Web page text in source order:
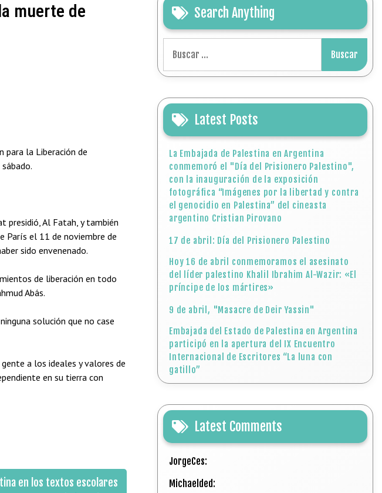
muerte de
para la Liberación de
presidió, Al Fatah, y también
París el 11 de noviembre de
sido envenenado.
de liberación en todo
Abás.
solución que no case
a los ideales y valores de
en su tierra con
en los textos escolares
Search Anything
Latest Posts
La Embajada de Palestina en Argentina
conmemoró el "Día del Prisionero Palestino",
con la inauguración de la exposición
fotográfica “Imágenes por la libertad y contra
el genocidio en Palestina” del cineasta
argentino Cristian Pirovano
17 de abril: Día del Prisionero Palestino
Hoy 16 de abril conmemoramos el asesinato
del líder palestino Khalil Ibrahim Al-Wazir: «El
príncipe de los mártires»
9 de abril, "Masacre de Deir Yassin"
Embajada del Estado de Palestina en Argentina
participó en la apertura del IX Encuentro
Internacional de Escritores “La luna con
gatillo”
Latest Comments
JorgeCes:
Michaelded: